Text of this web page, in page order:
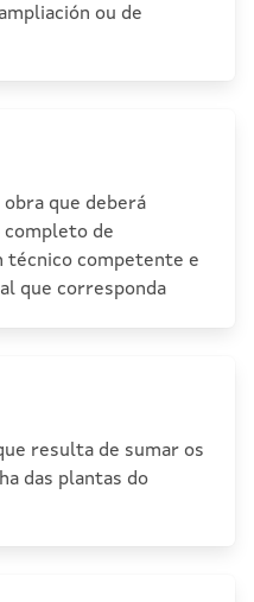
ou de
que deberá
completo de
técnico competente e
que corresponda
resulta de sumar os
das plantas do